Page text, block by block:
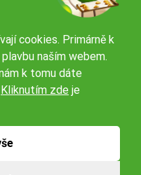
cookies. Primárně k
naším webem.
k tomu dáte
Kliknutím zde je